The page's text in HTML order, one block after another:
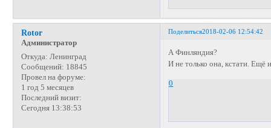
Поделиться2018-02-06 12:54:42
Rotor
Администратор
Откуда: Ленинград
Сообщений: 18845
Провел на форуме:
1 год 5 месяцев
Последний визит:
Сегодня 13:38:53
А Финляндия?
И не только она, кстати. Ещё
0